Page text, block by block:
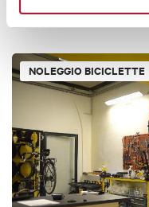
BOLOGNA
NOLEGGIO BICICLETTE